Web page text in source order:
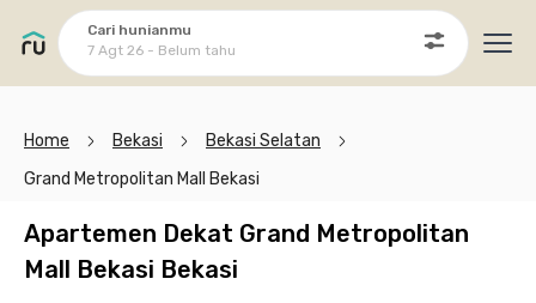
Cari hunianmu
7 Agt 26 - Belum tahu
Home Bekasi
Bekasi Selatan
Grand Metropolitan Mall Bekasi
Apartemen Dekat Grand Metropolitan
Mall Bekasi Bekasi